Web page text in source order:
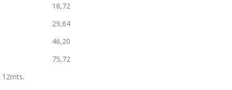
18,72
29,64
46,20
75,72